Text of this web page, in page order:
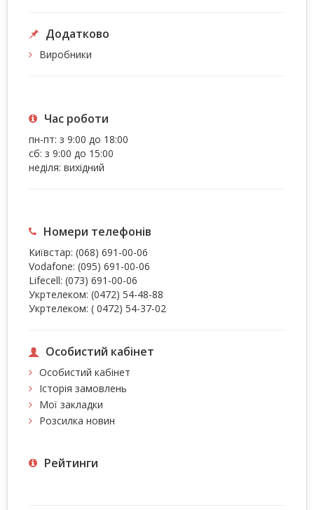
Додатково
Виробники
Час роботи
пн-пт: з 9:00 до 18:00
сб: з 9:00 до 15:00
неділя: вихідний
Номери телефонів
Київстар: (068) 691-00-06
Vodafone: (095) 691-00-06
Lifecell: (073) 691-00-06
Укртелеком: (0472) 54-48-88
Укртелеком: ( 0472) 54-37-02
Особистий кабінет
Особистий кабінет
Історія замовлень
Мої закладки
Розсилка новин
Рейтинги